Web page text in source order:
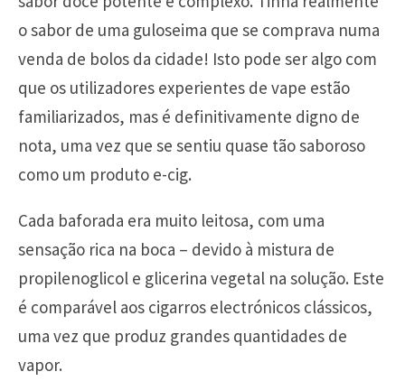
o sabor de uma guloseima que se comprava numa
venda de bolos da cidade! Isto pode ser algo com
que os utilizadores experientes de vape estão
familiarizados, mas é definitivamente digno de
nota, uma vez que se sentiu quase tão saboroso
como um produto e-cig.
Cada baforada era muito leitosa, com uma
sensação rica na boca – devido à mistura de
propilenoglicol e glicerina vegetal na solução. Este
é comparável aos cigarros electrónicos clássicos,
uma vez que produz grandes quantidades de
vapor.